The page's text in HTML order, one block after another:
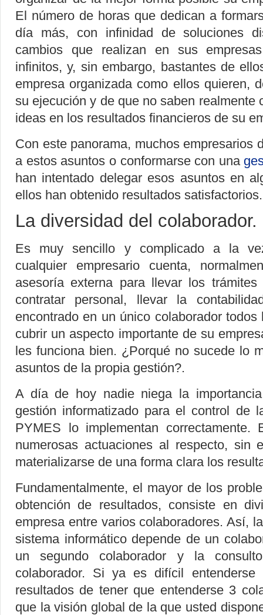
El número de horas que dedican a
día más, con infinidad de soluciones
cambios que realizan en sus
infinitos, y, sin embargo, bastantes de
empresa organizada como ellos quieren,
su ejecución y de que no saben realmente
ideas en los resultados financieros de su
Con este panorama, muchos empresarios
a estos asuntos o conformarse con una
han intentado delegar esos asuntos en
ellos han obtenido resultados
La diversidad del colaborador.
Es muy sencillo y complicado a la
cualquier empresario cuenta,
asesoría externa para llevar los
contratar personal, llevar la
encontrado en un único colaborador
cubrir un aspecto importante de su
les funciona bien. ¿Porqué no sucede lo
asuntos de la propia gestión?.
A día de hoy nadie niega la
gestión informatizado para el control de
PYMES lo implementan
numerosas actuaciones al respecto, sin
materializarse de una forma clara los
Fundamentalmente, el mayor de los
obtención de resultados, consiste en
empresa entre varios colaboradores. Así,
sistema informático depende de un
un segundo colaborador y la
colaborador. Si ya es difícil
resultados de tener que entenderse 3
que la visión global de la que usted